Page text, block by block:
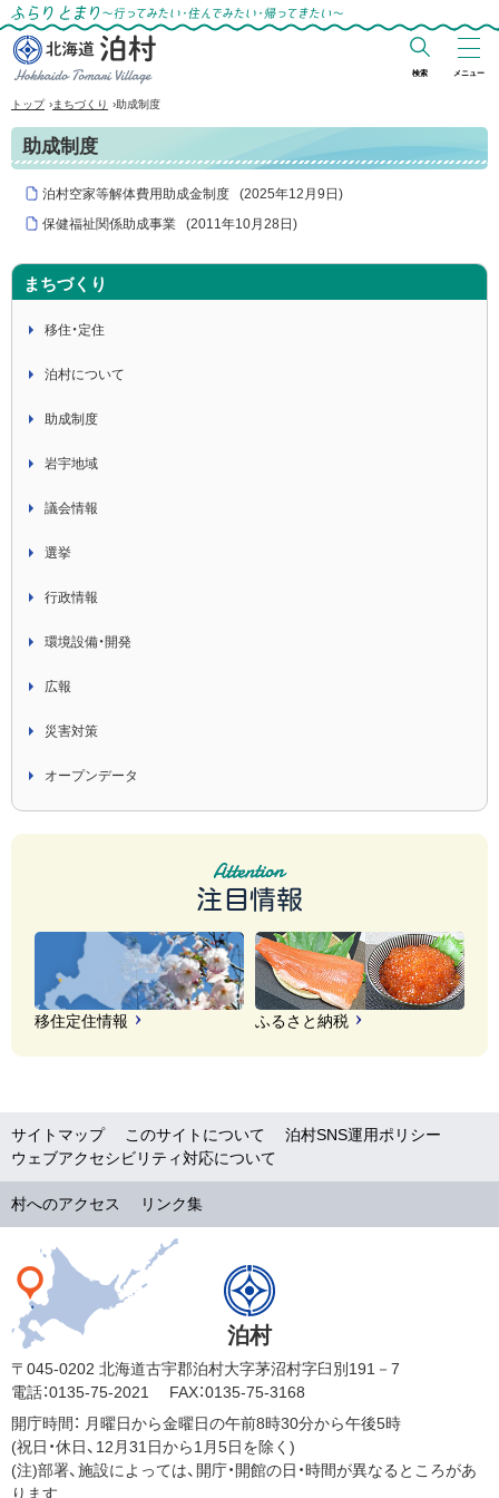
ふらりとまり～行ってみたい・住んでみた
い・帰ってきたい～
北海道 泊村
Hokkaido Tomari
Village
検索 メニュー
トップ ›まちづくり ›助成制度
助成制度
泊村空家等解体費用助成金制度 (2025年12月9日 )
保健福祉関係助成事業
(2011年10月28日 )
まちづくり
移住・定住
泊村について
助成制度
岩宇地域
議会情報
選挙
行政情報
環境設備・開発
広報
災害対策
オープンデータ
注目情報
移住定住情報 ふるさと納税
サイトマップ このサイトについて
泊村SNS運用ポリシー
ウェブアクセシビリティ対応について
村へのアクセス リンク集
泊村
〒045-0202 北海道古宇郡泊村大字茅沼村字臼別191－7
電話：0135-75-2021
FAX：0135-75-3168
開庁時間： 月曜日から金曜日の午前8時30分から午後5時
(祝日・休日、12月31日から1月5日を除く)
(注)部署、施設によっては、開庁・開館の日・時間が異なるところがあ
ります